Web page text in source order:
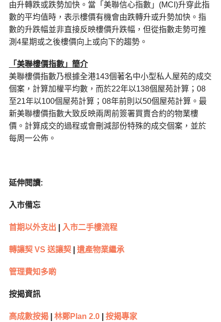
由升轉跌或跌勢加快。當「美聯信心指數」(MCI)升穿此指
數的平均值時，表示樓價有機會由跌轉升或升勢加快。指
數的升跌幅並非直接反映樓價升跌幅，但從指數走勢可推
測4星期或之後樓價向上或向下的趨勢。
「美聯樓價指數」 簡介
美聯樓價指數乃根據全港143個著名中小型私人屋苑的成交
個案，計算加權平均數，而於22年以138個屋苑計算；08
至21年以100個屋苑計算；08年前則以50個屋苑計算。最
新美聯樓價指數大致反映兩周前簽署買賣合約的物業樓
價。計算成交的過程或會刪減部份特殊的成交個案，並於
每周一公佈。
延伸閱讀:
入市備忘
首期以外支出 入市二手樓流程
轉讓契 VS 送讓契 遺產物業繼承
管理費知多啲
按揭資訊
高成數按揭| 林鄭Plan 2.0| 按揭專家